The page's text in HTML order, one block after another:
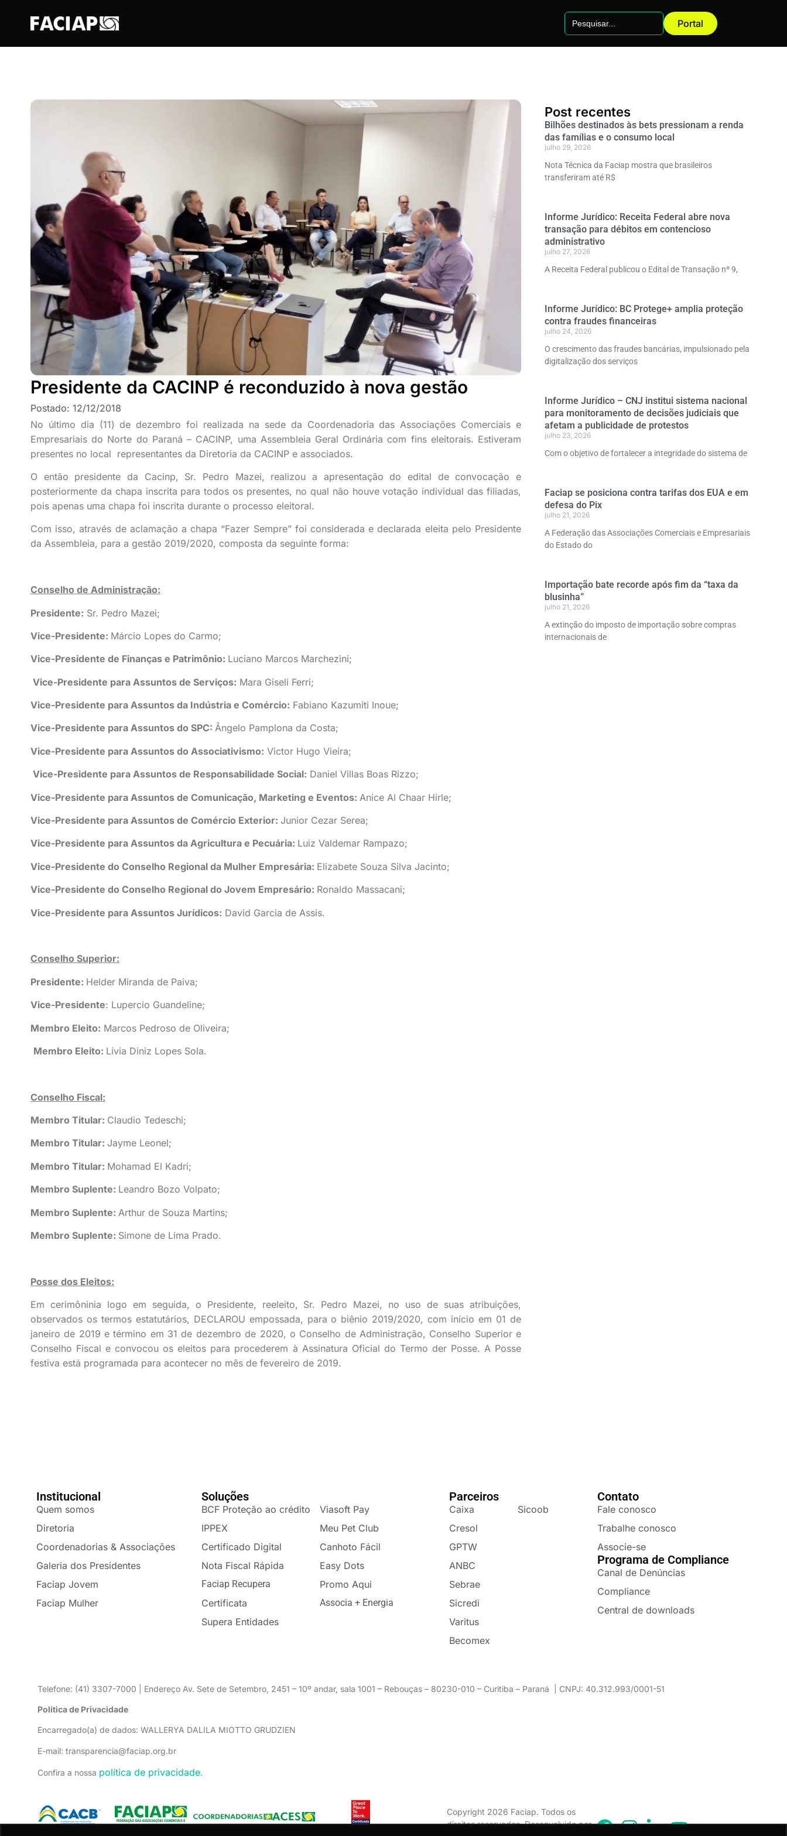
FACIAPE
Search
for:
Portal
Presidente da CACINP é reconduzido à nova gestão
Postado: 12/12/2018
No último dia (11) de dezembro foi realizada na sede da Coordenadoria das Associações Comerciais e
Empresariais do Norte do Paraná – CACINP, uma Assembleia Geral Ordinária com fins eleitorais. Estiveram
presentes no local representantes da Diretoria da CACINP e associados.
O então presidente da Cacinp, Sr. Pedro Mazei, realizou a apresentação do edital de convocação e
posteriormente da chapa inscrita para todos os presentes, no qual não houve votação individual das filiadas,
pois apenas uma chapa foi inscrita durante o processo eleitoral.
Com isso, através de aclamação a chapa “Fazer Sempre” foi considerada e declarada eleita pelo Presidente
da Assembleia, para a gestão 2019/2020, composta da seguinte forma:
Conselho de Administração:
Presidente: Sr. Pedro Mazei;
Vice-Presidente: Márcio Lopes do Carmo;
Vice-Presidente de Finanças e Patrimônio: Luciano Marcos Marchezini;
Vice-Presidente para Assuntos de Serviços: Mara Giseli Ferri;
Vice-Presidente para Assuntos da Indústria e Comércio: Fabiano Kazumiti Inoue;
Vice-Presidente para Assuntos do SPC: Ângelo Pamplona da Costa;
Vice-Presidente para Assuntos do Associativismo: Victor Hugo Vieira;
Vice-Presidente para Assuntos de Responsabilidade Social: Daniel Villas Boas Rizzo;
Vice-Presidente para Assuntos de Comunicação, Marketing e Eventos: Anice Al Chaar Hirle;
Vice-Presidente para Assuntos de Comércio Exterior: Junior Cezar Serea;
Vice-Presidente para Assuntos da Agricultura e Pecuária: Luiz Valdemar Rampazo;
Vice-Presidente do Conselho Regional da Mulher Empresária: Elizabete Souza Silva Jacinto;
Vice-Presidente do Conselho Regional do Jovem Empresário: Ronaldo Massacani;
Vice-Presidente para Assuntos Jurídicos: David Garcia de Assis.
Conselho Superior:
Presidente: Helder Miranda de Paiva;
Vice-Presidente: Lupercio Guandeline;
Membro Eleito: Marcos Pedroso de Oliveira;
Membro Eleito: Lívia Diniz Lopes Sola.
Conselho Fiscal:
Membro Titular: Claudio Tedeschi;
Membro Titular: Jayme Leonel;
Membro Titular: Mohamad El Kadri;
Membro Suplente: Leandro Bozo Volpato;
Membro Suplente: Arthur de Souza Martins;
Membro Suplente: Simone de Lima Prado.
Posse dos Eleitos:
Em cerimôninia logo em seguida, o Presidente, reeleito, Sr. Pedro Mazei, no uso de suas atribuições,
observados os termos estatutários, DECLAROU empossada, para o biênio 2019/2020, com início em 01 de
janeiro de 2019 e término em 31 de dezembro de 2020, o Conselho de Administração, Conselho Superior e
Conselho Fiscal e convocou os eleitos para procederem à Assinatura Oficial do Termo der Posse. A Posse
festiva está programada para acontecer no mês de fevereiro de 2019.
Post recentes
Bilhões destinados às bets pressionam a renda
das famílias e o consumo local
julho 29, 2026
Nota Técnica da Faciap mostra que brasileiros
transferiram até R$
Informe Jurídico: Receita Federal abre nova
transação para débitos em contencioso
administrativo
julho 27, 2026
A Receita Federal publicou o Edital de Transação nº 9,
Informe Jurídico: BC Protege+ amplia proteção
contra fraudes financeiras
julho 24, 2026
O crescimento das fraudes bancárias, impulsionado pela
digitalização dos serviços
Informe Jurídico – CNJ institui sistema nacional
para monitoramento de decisões judiciais que
afetam a publicidade de protestos
julho 23, 2026
Com o objetivo de fortalecer a integridade do sistema de
Faciap se posiciona contra tarifas dos EUA e em
defesa do Pix
julho 21, 2026
A Federação das Associações Comerciais e Empresariais
do Estado do
Importação bate recorde após fim da “taxa da
blusinha”
julho 21, 2026
A extinção do imposto de importação sobre compras
internacionais de
Institucional
Quem somos
Diretoria
Coordenadorias & Associações
Galeria dos Presidentes
Faciap Jovem
Faciap Mulher
Soluções
BCF Proteção ao crédito
IPPEX
Certificado Digital
Nota Fiscal Rápida
Faciap Recupera
Certificata
Supera Entidades
Viasoft Pay
Meu Pet Club
Canhoto Fácil
Easy Dots
Promo Aqui
Associa + Energia
Parceiros
Caixa
Cresol
GPTW
ANBC
Sebrae
Sicredi
Varitus
Becomex
Sicoob
Contato
Fale conosco
Trabalhe conosco
Associe-se
Programa de Compliance
Canal de Denúncias
Compliance
Central de downloads
Telefone: (41) 3307-7000 | Endereço Av. Sete de Setembro, 2451 – 10º andar, sala 1001 – Rebouças – 80230-010 – Curitiba – Paraná | CNPJ: 40.312.993/0001-51
Política de Privacidade
Encarregado(a) de dados: WALLERYA DALILA MIOTTO GRUDZIEN
E-mail: transparencia@faciap.org.br
Confira a nossa política de privacidade.
Copyright 2026 Faciap. Todos os
direitos reservados. Desenvolvido por